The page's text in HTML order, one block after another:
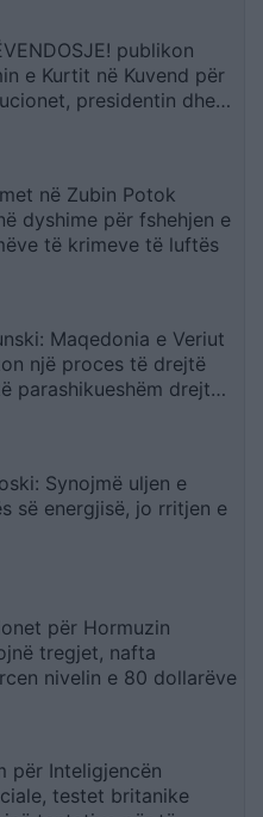
publikon
e Kurtit në Kuvend për
presidentin dhe
në Zubin Potok
dyshime për fshehjen e
të krimeve të luftës
Maqedonia e Veriut
një proces të drejtë
parashikueshëm drejt
Synojmë uljen e
së energjisë, jo rritjen e
për Hormuzin
tregjet, nafta
nivelin e 80 dollarëve
për Inteligjencën
testet britanike